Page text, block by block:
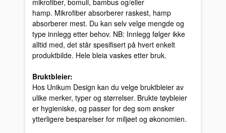
mikrofiber, bomull, bambus og/eller
hamp. Mikrofiber absorberer raskest, hamp
absorberer mest. Du kan selv velge mengde og
type innlegg etter behov. NB: Innlegg følger ikke
alltid med, det står spesifisert på hvert enkelt
produktbilde. Hele bleia vaskes etter bruk.
Bruktbleier:
Hos Unikum Design kan du velge bruktbleier av
ulike merker, typer og størrelser. Brukte tøybleier
er hygieniske, og passer for deg som ønsker
ytterligere besparelser for miljøet og økonomien.